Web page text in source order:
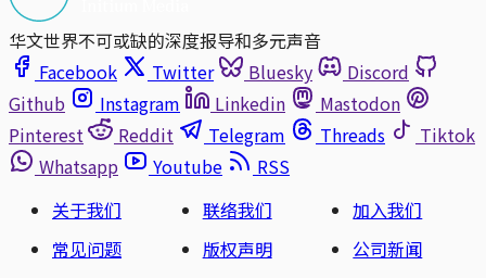
华文世界不可或缺的深度报导和多元声音
Facebook
Twitter Bluesky
Discord
Github
Instagram Linkedin
Mastodon
Pinterest
Reddit Telegram Threads
Tiktok
Whatsapp
Youtube
RSS
关于我们
联络我们
加入我们
常见问题
版权声明
公司新闻